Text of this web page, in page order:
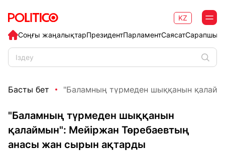
Соңғы жаңалықтарПрезидентПарламентСаясат
KZ
Басты бет "Баламның түрмеден шыққанын
"Баламның түрмеден шыққанын
қалаймын": Мейіржан Төребаевтың
анасы жан сырын ақтарды